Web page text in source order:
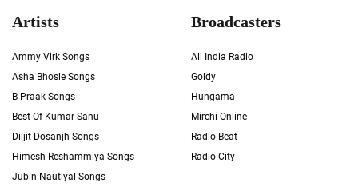
Artists
Ammy Virk Songs
Asha Bhosle Songs
B Praak Songs
Best Of Kumar Sanu
Diljit Dosanjh Songs
Himesh Reshammiya Songs
Jubin Nautiyal Songs
Broadcasters
All India Radio
Goldy
Hungama
Mirchi Online
Radio Beat
Radio City